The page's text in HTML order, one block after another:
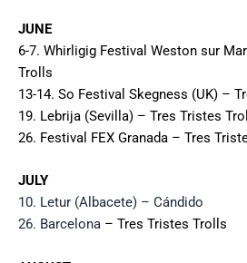
JUNE
6-7. Whirligig Festival Weston sur
Trolls
13-14. So Festival Skegness (UK) –
19. Lebrija (Sevilla) – Tres Tristes
26. Festival FEX Granada – Tres
JULY
10. Letur (Albacete) – Cándido
26. Barcelona – Tres Tristes Trolls